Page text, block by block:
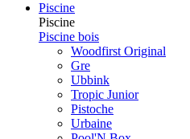
Piscine
Piscine
Piscine bois
Woodfirst Original
Gre
Ubbink
Tropic Junior
Pistoche
Urbaine